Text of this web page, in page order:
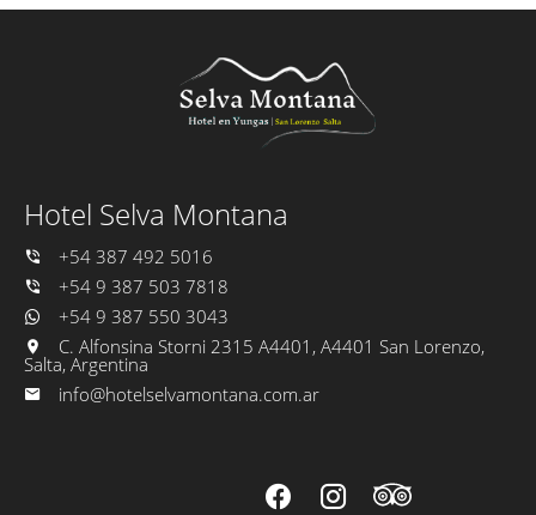
Hotel Selva Montana
+54 387 492 5016
+54 9 387 503 7818
+54 9 387 550 3043
C. Alfonsina Storni 2315 A4401, A4401 San Lorenzo,
Salta, Argentina
info@hotelselvamontana.com.ar